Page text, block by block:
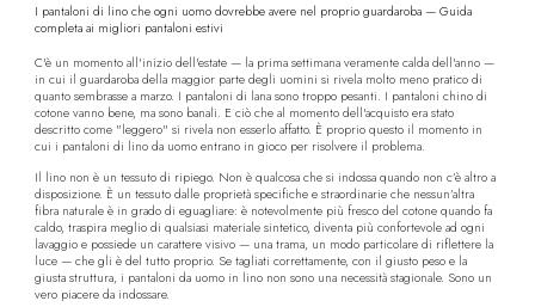
I pantaloni di lino che ogni uomo dovrebbe avere nel proprio guardaroba — Guida
completa ai migliori pantaloni estivi
C'è un momento all'inizio dell'estate — la prima settimana veramente calda dell'anno —
in cui il guardaroba della maggior parte degli uomini si rivela molto meno pratico di
quanto sembrasse a marzo. I pantaloni di lana sono troppo pesanti. I pantaloni chino di
cotone vanno bene, ma sono banali. E ciò che al momento dell'acquisto era stato
descritto come "leggero" si rivela non esserlo affatto. È proprio questo il momento in
cui i pantaloni di lino da uomo entrano in gioco per risolvere il problema.
Il lino non è un tessuto di ripiego. Non è qualcosa che si indossa quando non c’è altro a
disposizione. È un tessuto dalle proprietà specifiche e straordinarie che nessun’altra
fibra naturale è in grado di eguagliare: è notevolmente più fresco del cotone quando fa
caldo, traspira meglio di qualsiasi materiale sintetico, diventa più confortevole ad ogni
lavaggio e possiede un carattere visivo — una trama, un modo particolare di riflettere la
luce — che gli è del tutto proprio. Se tagliati correttamente, con il giusto peso e la
giusta struttura, i pantaloni da uomo in lino non sono una necessità stagionale. Sono un
vero piacere da indossare.